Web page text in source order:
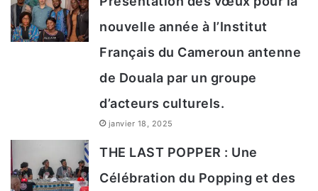
nouvelle année à l’Institut
Français du Cameroun antenne
de Douala par un groupe
d’acteurs culturels.
janvier 18, 2025
THE LAST POPPER : Une
Célébration du Popping et des